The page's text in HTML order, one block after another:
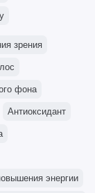
зрения
фона
Антиоксидант
энергии